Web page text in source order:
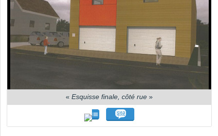
« Esquisse finale, côté rue »